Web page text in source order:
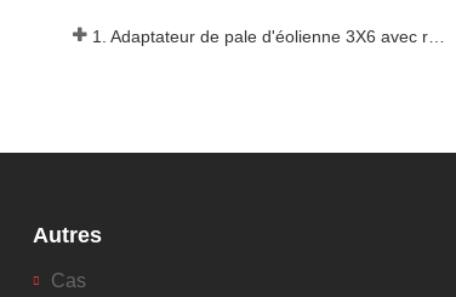
1. Adaptateur de pale d'éolienne 3X6 avec remorque modulaire
Autres
Cas